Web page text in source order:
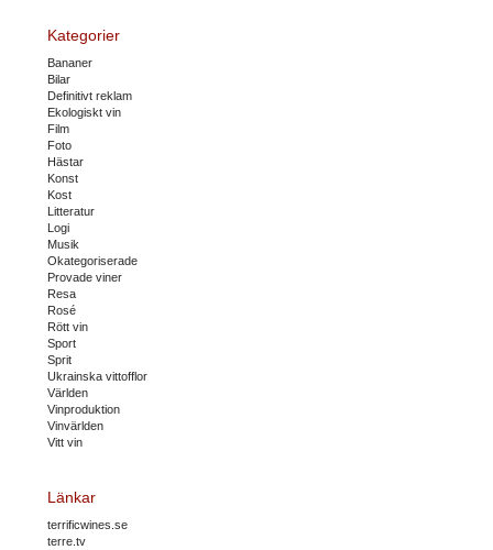
Kategorier
Bananer
Bilar
Definitivt reklam
Ekologiskt vin
Film
Foto
Hästar
Konst
Kost
Litteratur
Logi
Musik
Okategoriserade
Provade viner
Resa
Rosé
Rött vin
Sport
Sprit
Ukrainska vittofflor
Världen
Vinproduktion
Vinvärlden
Vitt vin
Länkar
terrificwines.se
terre.tv